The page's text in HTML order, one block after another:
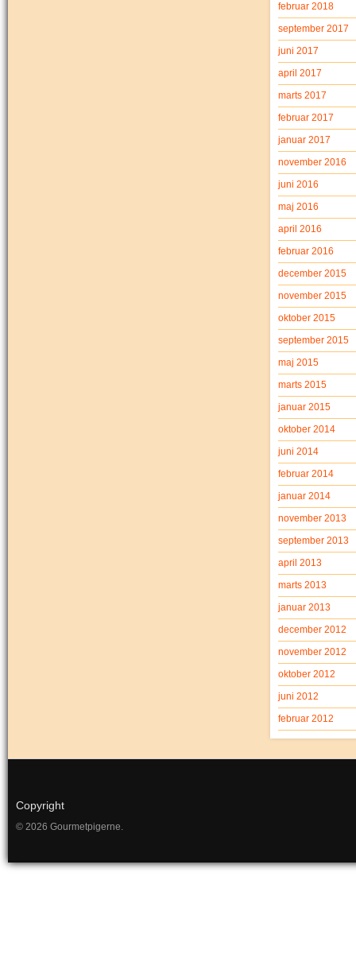
februar 2018
september 2017
juni 2017
april 2017
marts 2017
februar 2017
januar 2017
november 2016
juni 2016
maj 2016
april 2016
februar 2016
december 2015
november 2015
oktober 2015
september 2015
maj 2015
marts 2015
januar 2015
oktober 2014
juni 2014
februar 2014
januar 2014
november 2013
september 2013
april 2013
marts 2013
januar 2013
december 2012
november 2012
oktober 2012
juni 2012
februar 2012
Copyright
© 2026 Gourmetpigerne.